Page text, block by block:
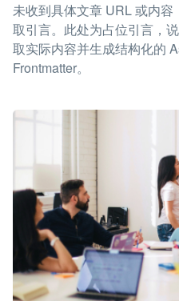
未收到具体文章 URL 或内容
取引言。此处为占位引言，
取实际内容并生成结构化的
Frontmatter。